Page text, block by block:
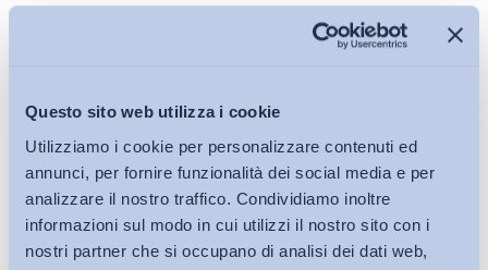
Questo sito web utilizza i cookie
Utilizziamo i cookie per personalizzare contenuti ed
annunci, per fornire funzionalità dei social media e per
analizzare il nostro traffico. Condividiamo inoltre
informazioni sul modo in cui utilizzi il nostro sito con i
nostri partner che si occupano di analisi dei dati web,
concreto.
Infatti è evidente che tale manovra soffra molto dell’urgenza
mediatica a cui è sottoposta tale vicenda e dal peso politico
che sottintende. Ciò non solo ha permesso una rapida
attivazione dell’assegno di ricollocazione,ma anche una
priorità dei lavoratori di Almaviva rispetto ad altri
disoccupati che attendono tale misura da più tempo.